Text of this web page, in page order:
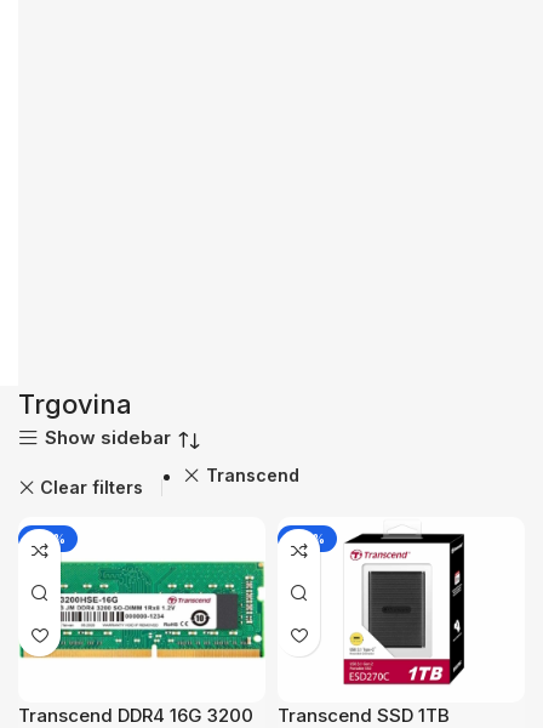
Trgovina
Show sidebar
Clear filters
Transcend
-26%
Transcend DDR4 16G 3200
-26%
Transcend SSD 1TB